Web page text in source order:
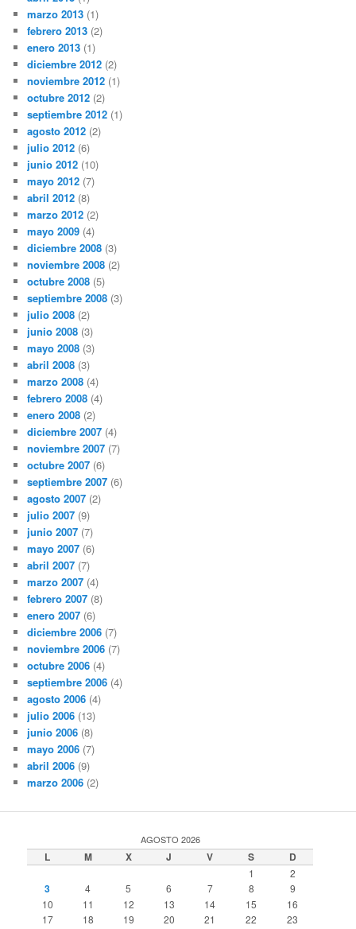
marzo 2013 (1)
febrero 2013 (2)
enero 2013 (1)
diciembre 2012 (2)
noviembre 2012 (1)
octubre 2012 (2)
septiembre 2012 (1)
agosto 2012 (2)
julio 2012 (6)
junio 2012 (10)
mayo 2012 (7)
abril 2012 (8)
marzo 2012 (2)
mayo 2009 (4)
diciembre 2008 (3)
noviembre 2008 (2)
octubre 2008 (5)
septiembre 2008 (3)
julio 2008 (2)
junio 2008 (3)
mayo 2008 (3)
abril 2008 (3)
marzo 2008 (4)
febrero 2008 (4)
enero 2008 (2)
diciembre 2007 (4)
noviembre 2007 (7)
octubre 2007 (6)
septiembre 2007 (6)
agosto 2007 (2)
julio 2007 (9)
junio 2007 (7)
mayo 2007 (6)
abril 2007 (7)
marzo 2007 (4)
febrero 2007 (8)
enero 2007 (6)
diciembre 2006 (7)
noviembre 2006 (7)
octubre 2006 (4)
septiembre 2006 (4)
agosto 2006 (4)
julio 2006 (13)
junio 2006 (8)
mayo 2006 (7)
abril 2006 (9)
marzo 2006 (2)
AGOSTO 2026
L M X J V S D
1 2
3 4 5 6 7 8
9
10
11 12 13 14 15
16
17
18 19 20 21 22
23